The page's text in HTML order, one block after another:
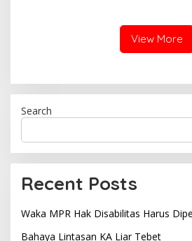
View More
Search
Recent Posts
Waka MPR Hak Disabilitas Harus
Bahaya Lintasan KA Liar Tebet